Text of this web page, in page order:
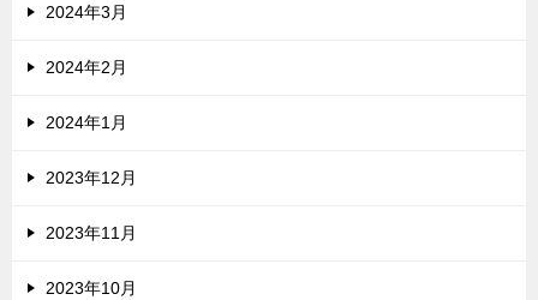
2024年3月
2024年2月
2024年1月
2023年12月
2023年11月
2023年10月